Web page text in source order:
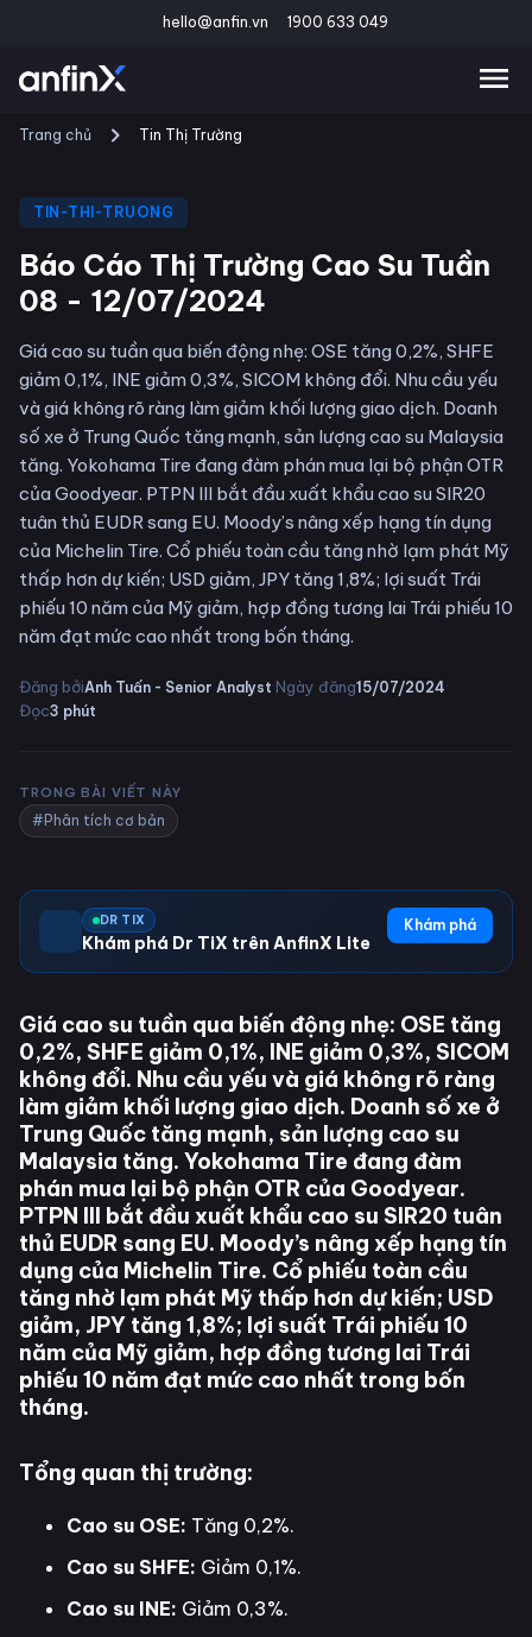
hello@anfin.vn 1900 633 049
Trang chủ Tin Thị Trường
TIN-THI-TRUONG
Báo Cáo Thị Trường Cao Su Tuần
08 - 12/07/2024
Giá cao su tuần qua biến động nhẹ: OSE tăng 0,2%, SHFE
giảm 0,1%, INE giảm 0,3%, SICOM không đổi. Nhu cầu yếu
và giá không rõ ràng làm giảm khối lượng giao dịch. Doanh
số xe ở Trung Quốc tăng mạnh, sản lượng cao su Malaysia
tăng. Yokohama Tire đang đàm phán mua lại bộ phận OTR
của Goodyear. PTPN III bắt đầu xuất khẩu cao su SIR20
tuân thủ EUDR sang EU. Moody’s nâng xếp hạng tín dụng
của Michelin Tire. Cổ phiếu toàn cầu tăng nhờ lạm phát Mỹ
thấp hơn dự kiến; USD giảm, JPY tăng 1,8%; lợi suất Trái
phiếu 10 năm của Mỹ giảm, hợp đồng tương lai Trái phiếu 10
năm đạt mức cao nhất trong bốn tháng.
Đăng bởiAnh Tuấn - Senior Analyst·Ngày đăng15/07/2024·
Đọc3 phút
TRONG BÀI VIẾT NÀY
#Phân tích cơ bản
DR TIX
Khám phá Dr TiX trên AnfinX Lite
Khám phá
Giá cao su tuần qua biến động nhẹ: OSE tăng
0,2%, SHFE giảm 0,1%, INE giảm 0,3%, SICOM
không đổi. Nhu cầu yếu và giá không rõ ràng
làm giảm khối lượng giao dịch. Doanh số xe ở
Trung Quốc tăng mạnh, sản lượng cao su
Malaysia tăng. Yokohama Tire đang đàm
phán mua lại bộ phận OTR của Goodyear.
PTPN III bắt đầu xuất khẩu cao su SIR20 tuân
thủ EUDR sang EU. Moody’s nâng xếp hạng tín
dụng của Michelin Tire. Cổ phiếu toàn cầu
tăng nhờ lạm phát Mỹ thấp hơn dự kiến; USD
giảm, JPY tăng 1,8%; lợi suất Trái phiếu 10
năm của Mỹ giảm, hợp đồng tương lai Trái
phiếu 10 năm đạt mức cao nhất trong bốn
tháng.
Tổng quan thị trường:
Cao su OSE: Tăng 0,2%.
Cao su SHFE: Giảm 0,1%.
Cao su INE: Giảm 0,3%.